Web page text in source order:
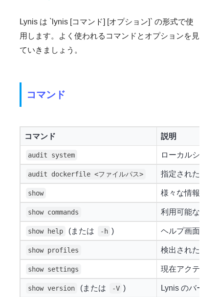
Lynis は `lynis [コマンド] [オプション]` の形式で使
用します。よく使われるコマンドとオプションを見
ていきましょう。
コマンド
コマンド 説明
audit system ローカルシス
audit dockerfile <ファイルパス> 指定された
show 様々な情報を表
show commands 利用可能な
show help (または -h ) ヘルプ画面（主
show profiles 検出された監査
show settings 現在アクティブ
show version (または -V ) Lynis のバージ